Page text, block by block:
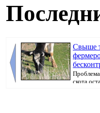
Свыше
Проблема
скота